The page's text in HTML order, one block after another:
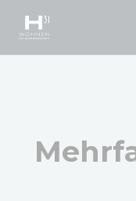
Inhalt
springen